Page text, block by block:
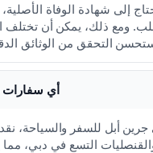
إلى شهادة الوفاة
ومع ذلك، يمكن أن تختلف
أي سفارات
أبل للسفر والسياحة،
التسع في دبي،